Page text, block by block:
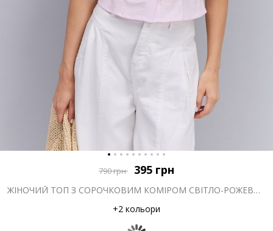
790грн 395 грн
ЖІНОЧИЙ ТОП З СОРОЧКОВИМ КОМІРОМ СВІТЛО-РОЖЕВИЙ
+2 кольори